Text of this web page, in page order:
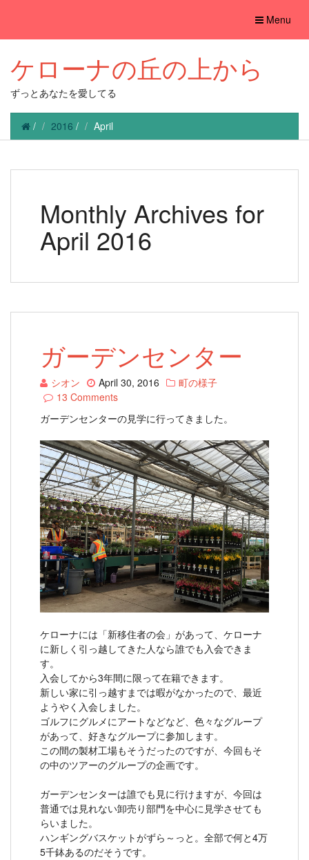
Toggle
Menu
ケローナの丘の上から
ずっとあなたを愛してる
/ 2016 / April
Monthly Archives for
April 2016
ガーデンセンター
シオン April 30, 2016
町の様子
13 Comments
ガーデンセンターの見学に行ってきました。
ケローナには「新移住者の会」があって、ケローナ
に新しく引っ越してきた人なら誰でも入会できま
す。
入会してから3年間に限って在籍できます。
新しい家に引っ越すまでは暇がなかったので、最近
ようやく入会しました。
ゴルフにグルメにアートなどなど、色々なグループ
があって、好きなグループに参加します。
この間の製材工場もそうだったのですが、今回もそ
の中のツアーのグループの企画です。
ガーデンセンターは誰でも見に行けますが、今回は
普通では見れない卸売り部門を中心に見学させても
らいました。
ハンギングバスケットがずら～っと。全部で何と4万
5千鉢あるのだそうです。